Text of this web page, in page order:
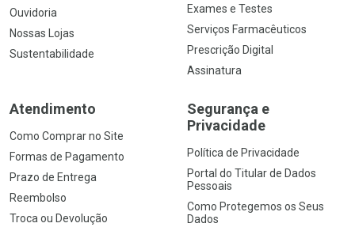
Ouvidoria
Nossas Lojas
Sustentabilidade
Exames e Testes
Serviços Farmacêuticos
Prescrição Digital
Assinatura
Atendimento
Como Comprar no Site
Formas de Pagamento
Prazo de Entrega
Reembolso
Troca ou Devolução
Segurança e
Privacidade
Política de Privacidade
Portal do Titular de Dados
Pessoais
Como Protegemos os Seus
Dados